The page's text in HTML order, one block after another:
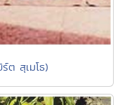
ต สุเมโธ)